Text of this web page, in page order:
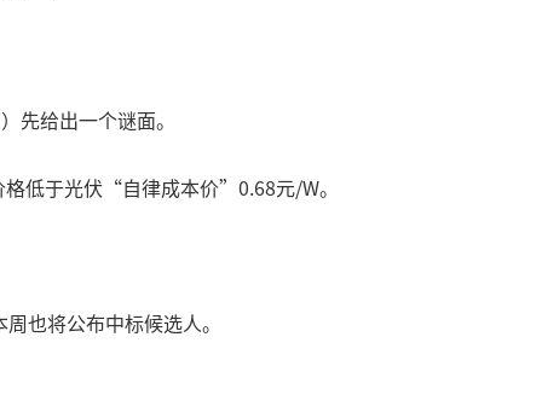
给出一个谜面。
低于光伏“自律成本价”0.68元/W。
也将公布中标候选人。